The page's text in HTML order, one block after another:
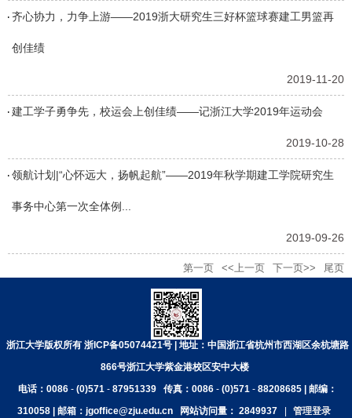
齐心协力，力争上游——2019浙大研究生三好杯篮球赛建工男篮再
创佳绩
2019-11-20
建工学子勇争先，校运会上创佳绩——记浙江大学2019年运动会
2019-10-28
领航计划|“心怀远大，扬帆起航”——2019年秋学期建工学院研究生
事务中心第一次全体例...
2019-09-26
第一页 <<上一页 下一页>> 尾页
浙江大学版权所有 浙ICP备05074421号 | 地址：中国浙江省杭州市西湖区余杭塘路
866号浙江大学紫金港校区安中大楼
电话：0086 - (0)571 - 87951339 传真：0086 - (0)571 - 88208685 | 邮编：
310058 | 邮箱：jgoffice@zju.edu.cn
网站访问量： 2849937 管理登录